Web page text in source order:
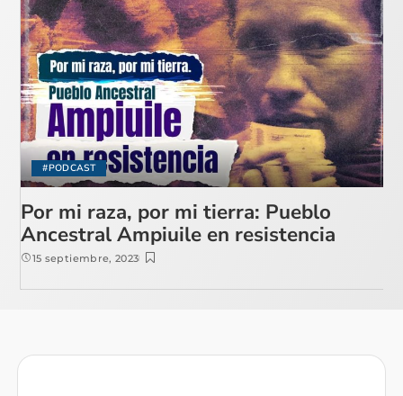
#PODCAST
Por mi raza, por mi tierra: Pueblo
Ancestral Ampiuile en resistencia
15 septiembre, 2023